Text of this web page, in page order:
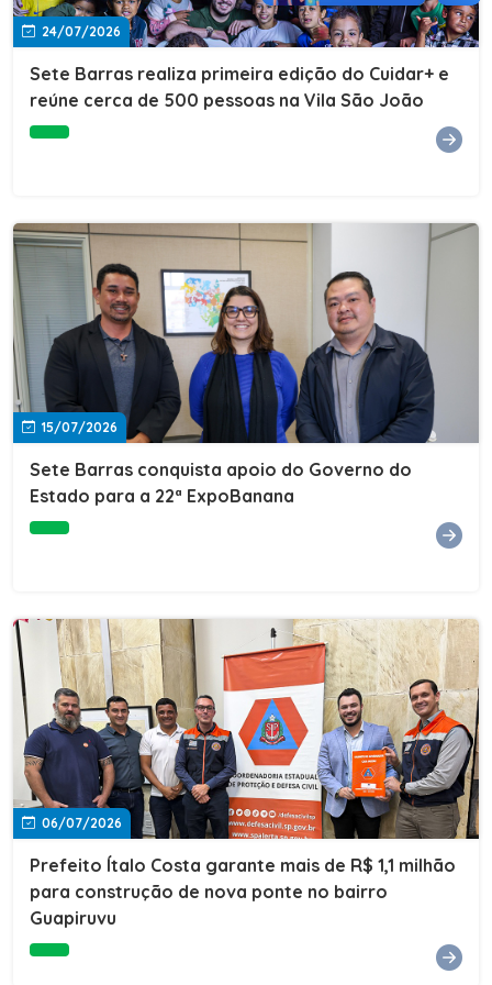
24/07/2026
Sete Barras realiza primeira edição do Cuidar+ e
reúne cerca de 500 pessoas na Vila São João
15/07/2026
Sete Barras conquista apoio do Governo do
Estado para a 22ª ExpoBanana
06/07/2026
Prefeito Ítalo Costa garante mais de R$ 1,1 milhão
para construção de nova ponte no bairro
Guapiruvu